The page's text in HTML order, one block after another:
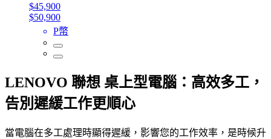
$45,900
$50,900
P幣
LENOVO 聯想 桌上型電腦：高效多工，
告別遲緩工作更順心
當電腦在多工處理時顯得遲緩，影響您的工作效率，是時候升